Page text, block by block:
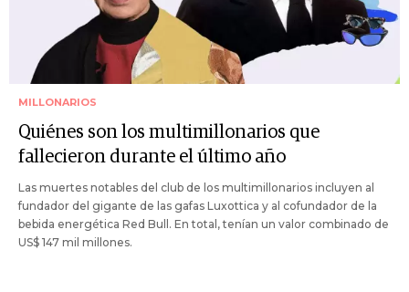
MILLONARIOS
Quiénes son los multimillonarios que
fallecieron durante el último año
Las muertes notables del club de los multimillonarios incluyen al
fundador del gigante de las gafas Luxottica y al cofundador de la
bebida energética Red Bull. En total, tenían un valor combinado de
US$ 147 mil millones.